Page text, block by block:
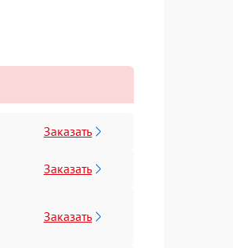
Заказать
Заказать
Заказать